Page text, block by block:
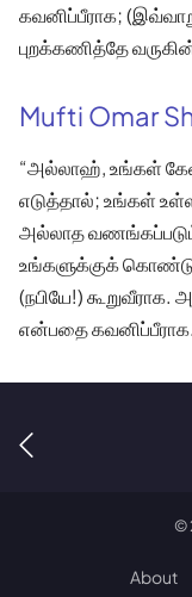
கவனிப்பீராக;
புறக்கணித்தே
Mufti Omar
“அல்லாஹ், உங்கள்
எடுத்தால்; உங்கள்
அல்லாத
உங்களுக்குக்
(நபியே!)
என்பதை
©
About